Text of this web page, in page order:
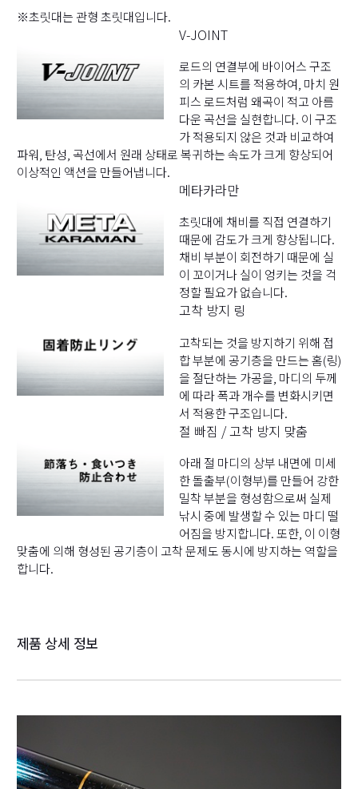
※초릿대는 관형 초릿대입니다.
V-JOINT
로드의 연결부에 바이어스 구조
의 카본 시트를 적용하여, 마치 원
피스 로드처럼 왜곡이 적고 아름
다운 곡선을 실현합니다. 이 구조
가 적용되지 않은 것과 비교하여
파워, 탄성, 곡선에서 원래 상태로 복귀하는 속도가 크게 향상되어
이상적인 액션을 만들어냅니다.
메타카라만
초릿대에 채비를 직접 연결하기
때문에 감도가 크게 향상됩니다.
채비 부분이 회전하기 때문에 실
이 꼬이거나 실이 엉키는 것을 걱
정할 필요가 없습니다.
고착 방지 링
고착되는 것을 방지하기 위해 접
합 부분에 공기층을 만드는 홈(링)
을 절단하는 가공을, 마디의 두께
에 따라 폭과 개수를 변화시키면
서 적용한 구조입니다.
절 빠짐 / 고착 방지 맞춤
아래 절 마디의 상부 내면에 미세
한 돌출부(이형부)를 만들어 강한
밀착 부분을 형성함으로써 실제
낚시 중에 발생할 수 있는 마디 떨
어짐을 방지합니다. 또한, 이 이형
맞춤에 의해 형성된 공기층이 고착 문제도 동시에 방지하는 역할을
합니다.
제품 상세 정보